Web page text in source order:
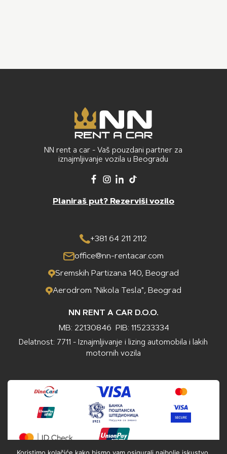
NN rent a car - Vaš pouzdani partner za
iznajmljivanje vozila u Beogradu
Planiraš put? Rezerviši vozilo
+381 64 211 2112
office@nn-rentacar.com
Sremskih Partizana 140, Beograd
Aerodrom "Nikola Tesla", Beograd
NN RENT A CAR D.O.O.
MB: 22130846
PIB: 115233334
Delatnost: 7711 - Iznajmljivanje i lizing automobila i lakih
motornih vozila